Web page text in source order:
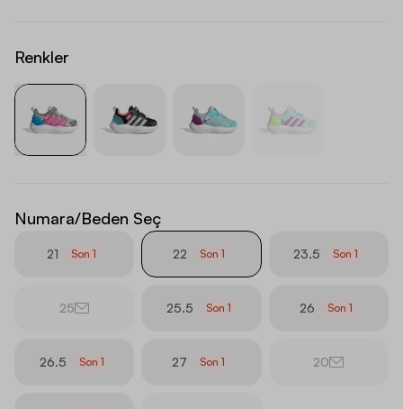
Renkler
Numara/Beden Seç
21 Son1 22 Son 1 23.5 Son1
25 25.5 Son 1 26 Son 1
26.5 Son 1 27 Son1 20